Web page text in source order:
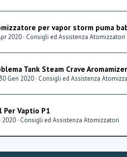
per vapor storm puma
2020 Consigli ed Assistenza Atomizzatori
Tank Steam Crave
30 Gen 2020 Consigli ed Assistenza
Per Vaptio P1
2020 Consigli ed Assistenza Atomizzatori